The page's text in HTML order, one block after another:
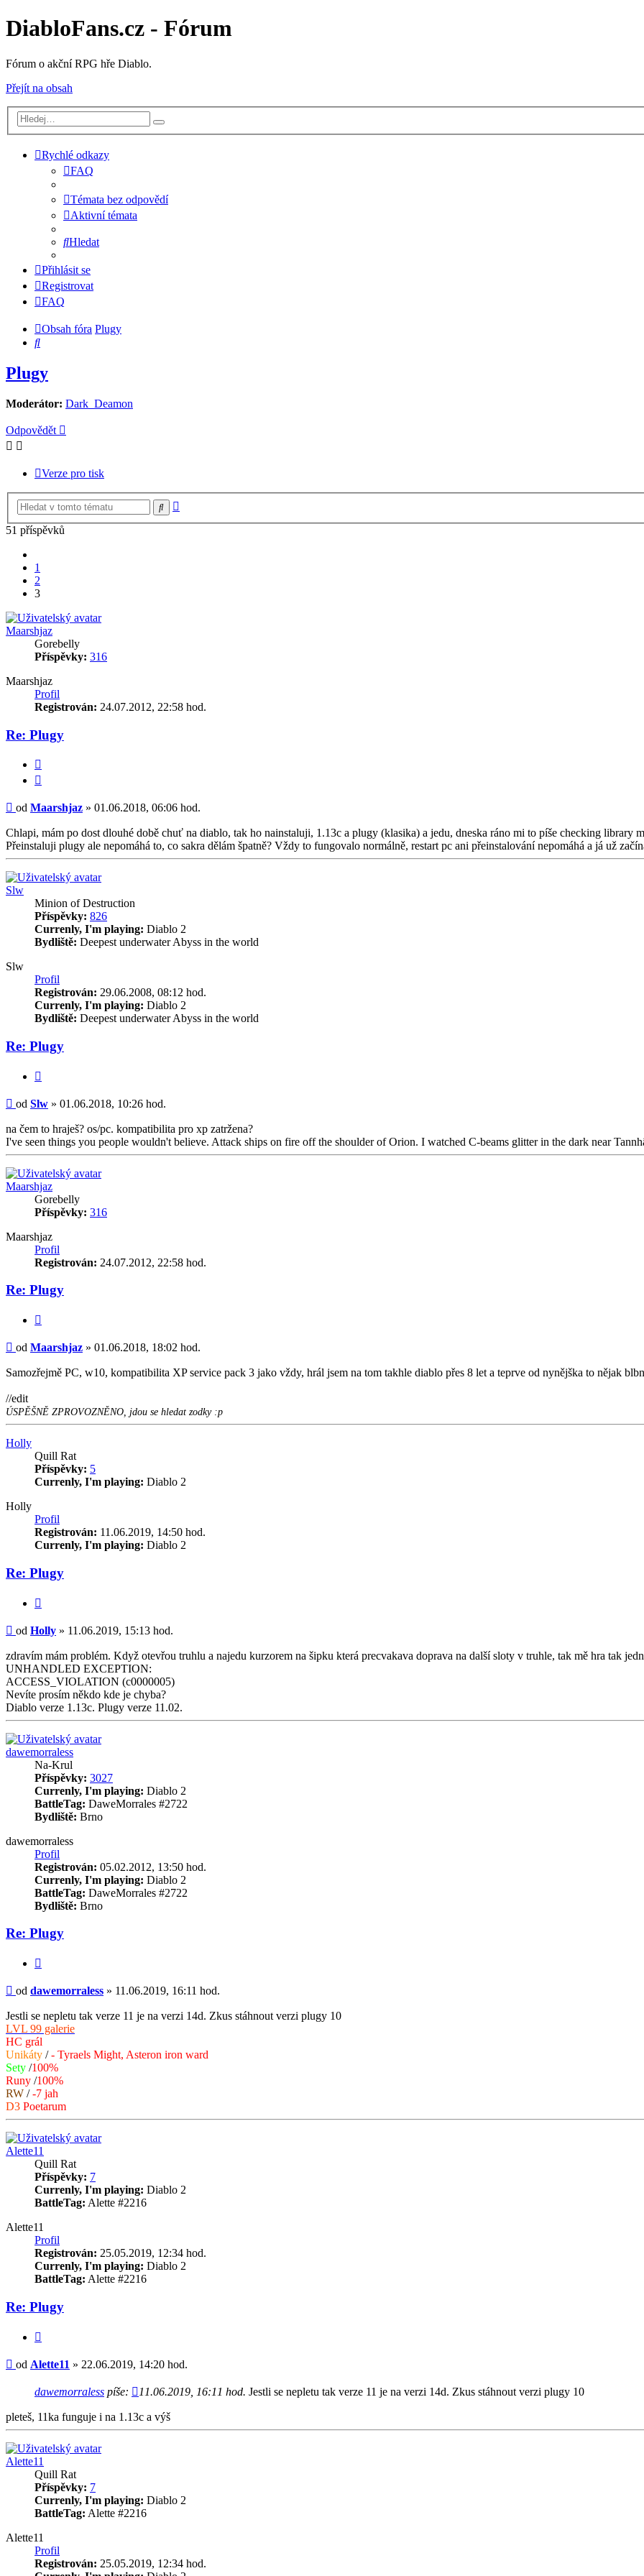
DiabloFans.cz - Fórum
Fórum o akční RPG hře Diablo.
Přejít na obsah
Rychlé odkazy
FAQ
Témata bez odpovědí
Aktivní témata
Hledat
Přihlásit se
Registrovat
FAQ
Obsah fóra Plugy
Hledat
Plugy
Moderátor: Dark_Deamon
Odpovědět
Verze pro tisk
Hledat
51 příspěvků
1
2
3
Maarshjaz
Gorebelly
Příspěvky: 316
Maarshjaz
Profil
Registrován: 24.07.2012, 22:58 hod.
Re: Plugy
Příspěvek
od Maarshjaz » 01.06.2018, 06:06 hod.
Chlapi, mám po dost dlouhé době chuť na diablo, tak ho nainstaluji, 1.13c a plugy (klasika) a jedu, dneska ráno mi to píše checking library
Přeinstaluji plugy ale nepomáhá to, co sakra dělám špatně? Vždy to fungovalo normálně, restart pc ani přeinstalování nepomáhá a já už
Nahoru
Slw
Minion of Destruction
Příspěvky: 826
Currenly, I'm playing: Diablo 2
Bydliště: Deepest underwater Abyss in the world
Slw
Profil
Registrován: 29.06.2008, 08:12 hod.
Currenly, I'm playing: Diablo 2
Bydliště: Deepest underwater Abyss in the world
Re: Plugy
Příspěvek
od Slw » 01.06.2018, 10:26 hod.
na čem to hraješ? os/pc. kompatibilita pro xp zatržena?
I've seen things you people wouldn't believe. Attack ships on fire off the shoulder of Orion. I watched C-beams glitter in the dark near
Nahoru
Maarshjaz
Gorebelly
Příspěvky: 316
Maarshjaz
Profil
Registrován: 24.07.2012, 22:58 hod.
Re: Plugy
Příspěvek
od Maarshjaz » 01.06.2018, 18:02 hod.
Samozřejmě PC, w10, kompatibilita XP service pack 3 jako vždy, hrál jsem na tom takhle diablo přes 8 let a teprve od nynějška to nějak
//edit
ÚSPĚŠNĚ ZPROVOZNĚNO, jdou se hledat zodky :p
Nahoru
Holly
Quill Rat
Příspěvky: 5
Currenly, I'm playing: Diablo 2
Holly
Profil
Registrován: 11.06.2019, 14:50 hod.
Currenly, I'm playing: Diablo 2
Re: Plugy
Příspěvek
od Holly » 11.06.2019, 15:13 hod.
zdravím mám problém. Když otevřou truhlu a najedu kurzorem na šipku která precvakava doprava na další sloty v truhle, tak mě hra tak
UNHANDLED EXCEPTION:
ACCESS_VIOLATION (c0000005)
Nevíte prosím někdo kde je chyba?
Diablo verze 1.13c. Plugy verze 11.02.
Nahoru
dawemorraless
Na-Krul
Příspěvky: 3027
Currenly, I'm playing: Diablo 2
BattleTag: DaweMorrales #2722
Bydliště: Brno
dawemorraless
Profil
Registrován: 05.02.2012, 13:50 hod.
Currenly, I'm playing: Diablo 2
BattleTag: DaweMorrales #2722
Bydliště: Brno
Re: Plugy
Příspěvek
od dawemorraless » 11.06.2019, 16:11 hod.
Jestli se nepletu tak verze 11 je na verzi 14d. Zkus stáhnout verzi plugy 10
LVL 99 galerie
HC grál
Unikáty /- Tyraels Might, Asteron iron ward
Sety /100%
Runy /100%
RW /-7 jah
D3 Poetarum
Nahoru
Alette11
Quill Rat
Příspěvky: 7
Currenly, I'm playing: Diablo 2
BattleTag: Alette #2216
Alette11
Profil
Registrován: 25.05.2019, 12:34 hod.
Currenly, I'm playing: Diablo 2
BattleTag: Alette #2216
Re: Plugy
Příspěvek
od Alette11 » 22.06.2019, 14:20 hod.
dawemorraless píše: 11.06.2019, 16:11 hod. Jestli se nepletu tak verze 11 je na verzi 14d. Zkus stáhnout verzi plugy 10
pleteš, 11ka funguje i na 1.13c a výš
Nahoru
Alette11
Quill Rat
Příspěvky: 7
Currenly, I'm playing: Diablo 2
BattleTag: Alette #2216
Alette11
Profil
Registrován: 25.05.2019, 12:34 hod.